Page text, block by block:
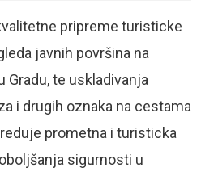
pripreme turisticke
javnih površina na
Gradu, te uskladivanja
i drugih oznaka na cestama
prometna i turisticka
sigurnosti u